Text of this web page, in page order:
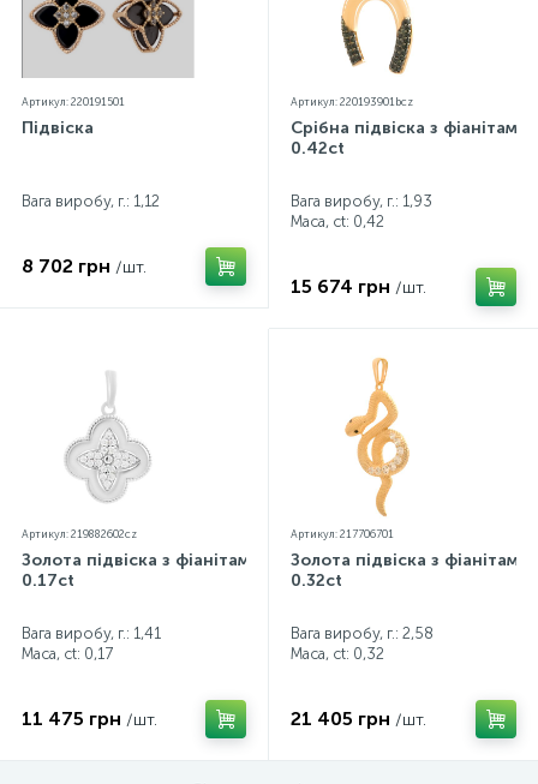
Артикул: 220191501
Підвіска
Вага виробу, г.: 1,12
8 702 грн /шт.
Артикул: 220193901bcz
Срібна підвіска з фіанітами
0.42ct
Вага виробу, г.: 1,93
Маса, ct: 0,42
15 674 грн /шт.
Артикул: 219882602cz
Золота підвіска з фіанітами
0.17ct
Вага виробу, г.: 1,41
Маса, ct: 0,17
11 475 грн /шт.
Артикул: 217706701
Золота підвіска з фіанітами
0.32ct
Вага виробу, г.: 2,58
Маса, ct: 0,32
21 405 грн /шт.